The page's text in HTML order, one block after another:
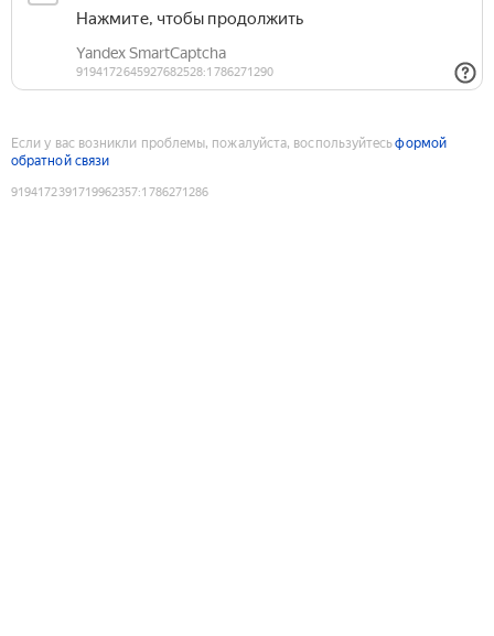
Если у вас возникли проблемы, пожалуйста, воспользуйтесьформой
обратной связи
9194172391719962357:1786271286